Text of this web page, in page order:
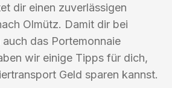
dir einen zuverlässigen
Olmütz. Damit dir bei
das Portemonnaie
wir einige Tipps für dich,
Geld sparen kannst.